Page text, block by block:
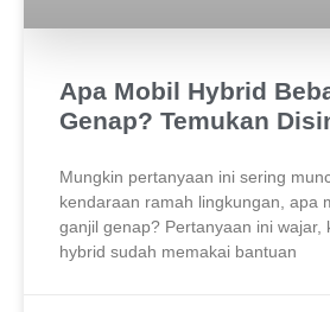
Apa Mobil Hybrid
Genap? Temukan
Mungkin pertanyaan ini sering
kendaraan ramah lingkungan, apa
ganjil genap? Pertanyaan ini wajar,
hybrid sudah memakai bantuan